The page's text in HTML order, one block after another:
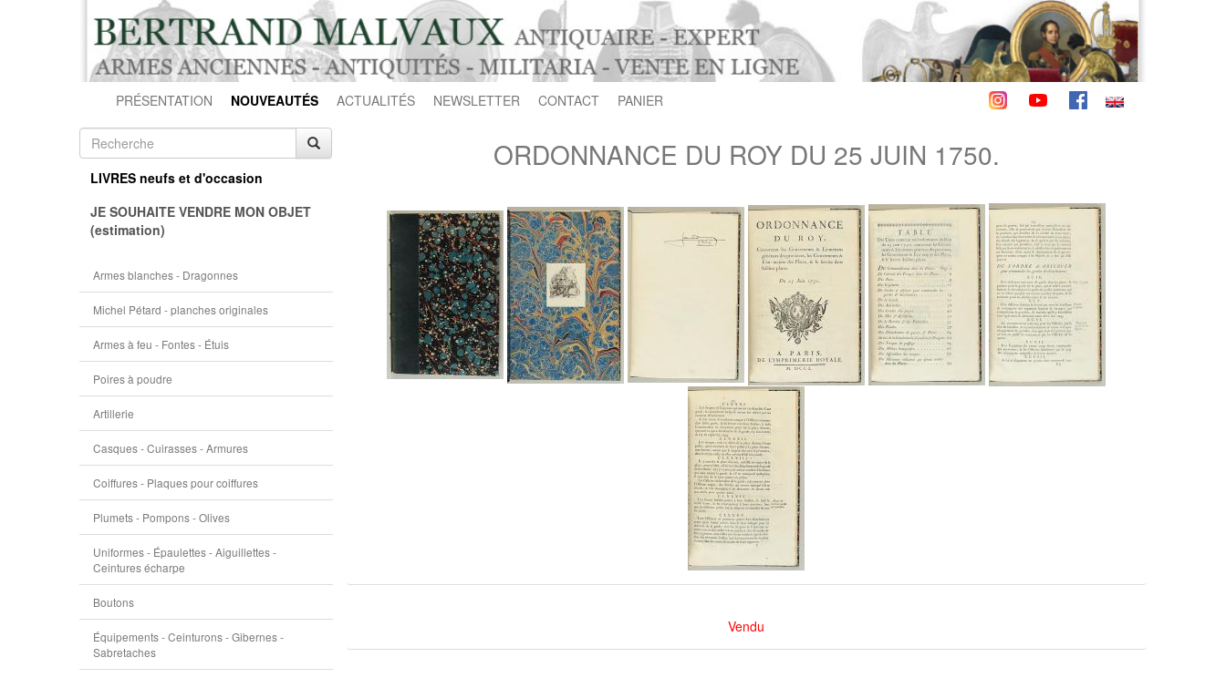
PRÉSENTATION NOUVEAUTÉS ACTUALITÉS NEWSLETTER CONTACT PANIER
LIVRES neufs et d'occasion
JE SOUHAITE VENDRE MON OBJET
(estimation)
Armes blanches - Dragonnes
Michel Pétard - planches originales
Armes à feu - Fontes - Étuis
Poires à poudre
Artillerie
Casques - Cuirasses - Armures
Coiffures - Plaques pour coiffures
Plumets - Pompons - Olives
Uniformes - Épaulettes - Aiguillettes -
Ceintures écharpe
Boutons
Équipements - Ceinturons - Gibernes -
Sabretaches
ORDONNANCE DU ROY DU 25 JUIN 1750.
Vendu